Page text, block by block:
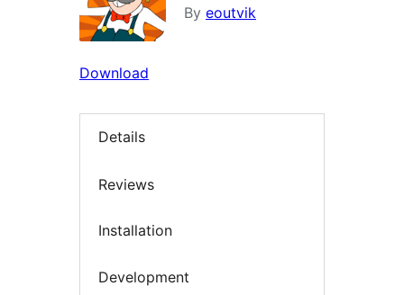
By eoutvik
Download
Details
Reviews
Installation
Development